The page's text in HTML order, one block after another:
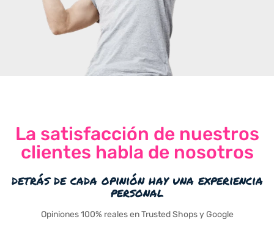
La satisfacción de nuestros
clientes habla de nosotros
detrás de cada opinión hay una experiencia
personal
Opiniones 100% reales en Trusted Shops y Google